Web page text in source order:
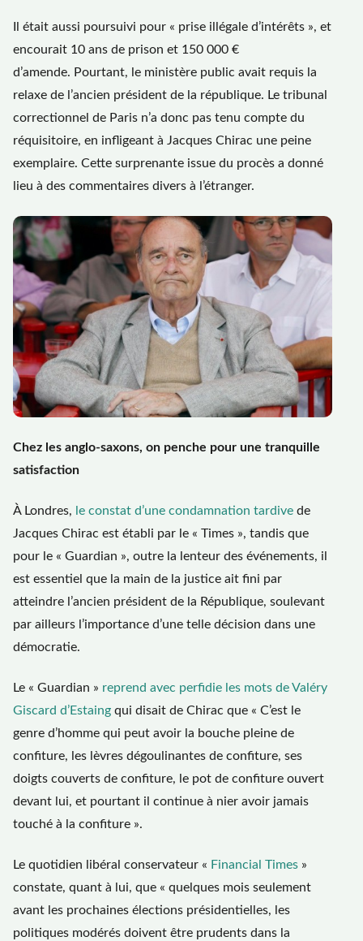
Il était aussi poursuivi pour « prise illégale d’intérêts », et
encourait 10 ans de prison et 150 000 €
d’amende. Pourtant, le ministère public avait requis la
relaxe de l’ancien président de la république. Le tribunal
correctionnel de Paris n’a donc pas tenu compte du
réquisitoire, en infligeant à Jacques Chirac une peine
exemplaire. Cette surprenante issue du procès a donné
lieu à des commentaires divers à l’étranger.
Chez les anglo-saxons, on penche pour une tranquille
satisfaction
À Londres, le constat d’une condamnation tardive de
Jacques Chirac est établi par le « Times », tandis que
pour le « Guardian », outre la lenteur des événements, il
est essentiel que la main de la justice ait fini par
atteindre l’ancien président de la République, soulevant
par ailleurs l’importance d’une telle décision dans une
démocratie.
Le « Guardian » reprend avec perfidie les mots de Valéry
Giscard d’Estaing qui disait de Chirac que « C’est le
genre d’homme qui peut avoir la bouche pleine de
confiture, les lèvres dégoulinantes de confiture, ses
doigts couverts de confiture, le pot de confiture ouvert
devant lui, et pourtant il continue à nier avoir jamais
touché à la confiture ».
Le quotidien libéral conservateur « Financial Times »
constate, quant à lui, que « quelques mois seulement
avant les prochaines élections présidentielles, les
politiques modérés doivent être prudents dans la